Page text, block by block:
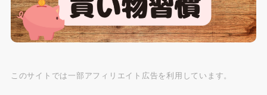
このサイトでは一部アフィリエイト広告を利用しています。